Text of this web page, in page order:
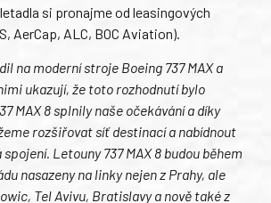
si pronajme od leasingových
AerCap, ALC, BOC Aviation).
na moderní stroje Boeing 737 MAX a
ukazují, že toto rozhodnutí bylo
MAX 8 splnily naše očekávání a díky
rozšiřovat síť destinací a nabídnout
Letouny 737 MAX 8 budou během
nasazeny na linky nejen z Prahy, ale
Tel Avivu, Bratislavy a nově také z